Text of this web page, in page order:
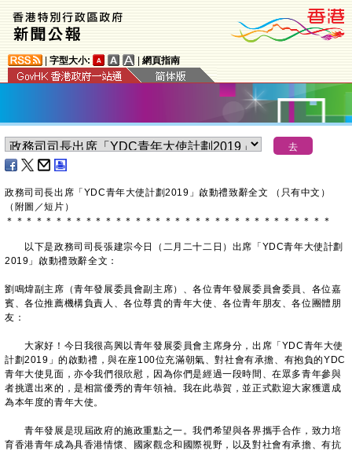
字型大小: 網頁指南
政務司司長出席 「 YDC青年大使計劃2019 」啟動禮致辭全文
（只有中文）
（附圖／短片）
＊ ＊ ＊ ＊ ＊ ＊ ＊ ＊ ＊ ＊ ＊ ＊ ＊ ＊ ＊ ＊ ＊ ＊ ＊ ＊ ＊ ＊ ＊ ＊ ＊ ＊ ＊ ＊ ＊ ＊ ＊ ＊ ＊
以下是政務司司長張建宗今日（二月二十二日）出席「YDC青年大使計劃
2019」啟動禮致辭全文：
劉鳴煒副主席（青年發展委員會副主席）、各位青年發展委員會委員、各位嘉
賓、各位推薦機構負責人、各位尊貴的青年大使、各位青年朋友、各位團體朋
友：
大家好！今日我很高興以青年發展委員會主席身分，出席「YDC青年大使
計劃2019」的啟動禮，與在座100位充滿朝氣、對社會有承擔、有抱負的YDC
青年大使見面，亦令我們很欣慰，因為你們是經過一段時間、在眾多青年參與
者挑選出來的，是相當優秀的青年領袖。我在此恭賀，並正式歡迎大家獲選成
為本年度的青年大使。
青年發展是現屆政府的施政重點之一。我們希望與各界攜手合作，致力培
育香港青年成為具香港情懷、國家觀念和國際視野，以及對社會有承擔、有抗